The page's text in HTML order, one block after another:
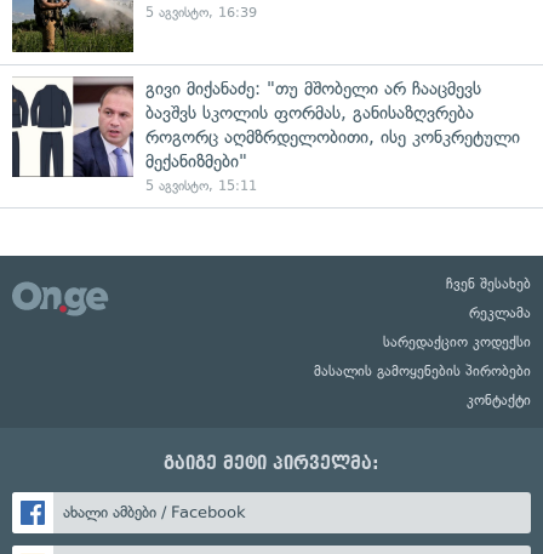
5 აგვისტო, 16:39
გივი მიქანაძე: "თუ მშობელი არ ჩააცმევს
ბავშვს სკოლის ფორმას, განისაზღვრება
როგორც აღმზრდელობითი, ისე კონკრეტული
მექანიზმები"
5 აგვისტო, 15:11
ჩვენ შესახებ
რეკლამა
სარედაქციო კოდექსი
მასალის გამოყენების პირობები
კონტაქტი
გაიგე მეტი პირველმა:
ახალი ამბები / Facebook